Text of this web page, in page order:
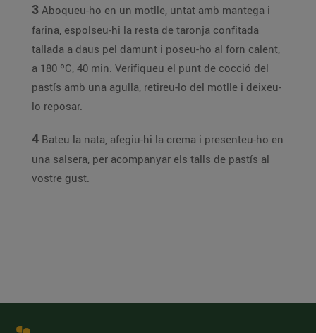
3 Aboqueu-ho en un motlle, untat amb mantega i
farina, espolseu-hi la resta de taronja confitada
tallada a daus pel damunt i poseu-ho al forn calent,
a 180 ºC, 40 min. Verifiqueu el punt de cocció del
pastís amb una agulla, retireu-lo del motlle i deixeu-
lo reposar.
4 Bateu la nata, afegiu-hi la crema i presenteu-ho en
una salsera, per acompanyar els talls de pastís al
vostre gust.